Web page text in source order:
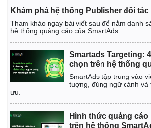
Khám phá hệ thống Publisher đối
Tham khảo ngay bài viết sau để nắm danh
hệ thống quảng cáo của SmartAds.
Smartads Targeting:
chọn trên hệ thống
SmartAds tập trung vào
tượng, đúng ngữ cảnh và
ưu.
Hình thức quảng cáo
trên hệ thống